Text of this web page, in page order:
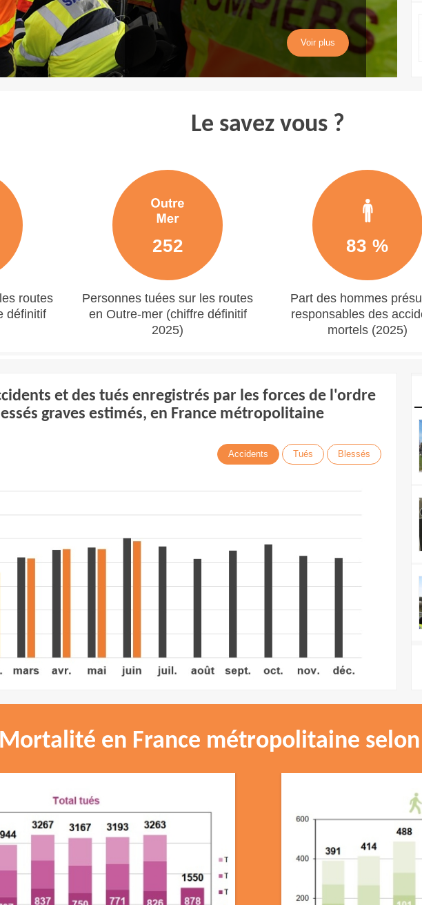
Voir plus
Voir plus
Voir plus
Voir plus
Le savez vous ?
routes
définitif
252
Personnes tuées sur les routes
en Outre-mer (chiffre définitif
2025)
83 %
Part des hommes
responsables des
mortels (2025)
et des tués enregistrés par les forces de l'ordre
graves estimés, en France métropolitaine
Accidents Tués Blessés
Mortalité en France métropolitaine selon